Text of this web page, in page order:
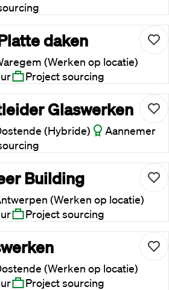
daken
(Werken op locatie)
Project sourcing
Glaswerken
(Hybride)
Aannemer
Building
(Werken op locatie)
Project sourcing
(Werken op locatie)
Project sourcing